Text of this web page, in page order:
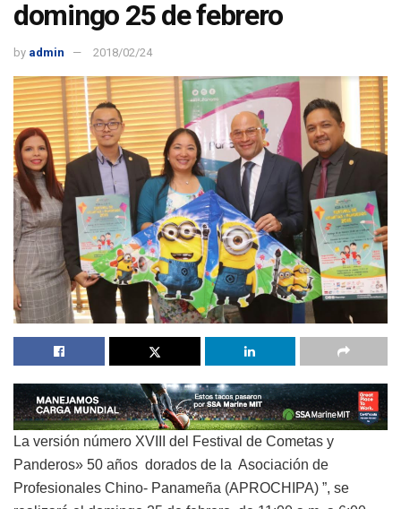
domingo 25 de febrero
by admin 2018/02/24
La versión número XVIII del Festival de Cometas y
Panderos» 50 años dorados de la Asociación de
Profesionales Chino- Panameña (APROCHIPA) ”, se